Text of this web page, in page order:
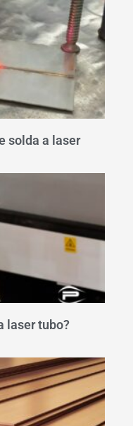
solda a laser
laser tubo?